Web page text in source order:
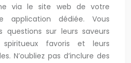
via le site web de votre
application dédiée. Vous
questions sur leurs saveurs
spiritueux favoris et leurs
N’oubliez pas d’inclure des